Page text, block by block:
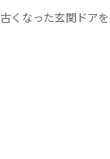
古くなった玄関ドア